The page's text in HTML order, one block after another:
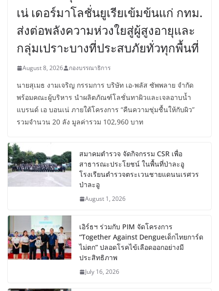
เน่ เดอร์มาโลชั่นยูเรียเข้มข้นแก่ กทม.
ส่งต่อพลังความห่วงใยสู่ผู้สูงอายุและ
กลุ่มเปราะบางที่ประสบภัยทั่วทุกพื้นที่
August 8, 2026 กองบรรณาธิการ
นายสุเมธ งามเจริญ กรรมการ บริษัท เอ-พลัส ซัพพลาย จำกัด
พร้อมคณะผู้บริหาร นำผลิตภัณฑ์โลชั่นทาผิวและเจลอาบน้ำ
แบรนด์ เอ บอนเน่ ภายใต้โครงการ “คืนความชุ่มชื้นให้กับผิว”
รวมจำนวน 20 ลัง มูลค่ารวม 102,960 บาท
สมาคมตำรวจ จัดกิจกรรม CSR เพื่อ
สาธารณะประโยชน์ ในพื้นที่ป่าละอู
โรงเรียนตำรวจตระเวนชายแดนนเรศวร
ป่าละอู
August 1, 2026
เอิร์ธฯ ร่วมกับ PIM จัดโครงการ
“Together Against Dengueเด็กไทยการ์ด
ไม่ตก” ปลอดโรคไข้เลือดออกอย่างมี
ประสิทธิภาพ
July 16, 2026